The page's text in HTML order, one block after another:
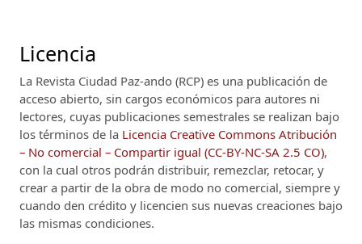
Licencia
La Revista Ciudad Paz-ando (RCP) es una publicación de
acceso abierto, sin cargos económicos para autores ni
lectores, cuyas publicaciones semestrales se realizan bajo
los términos de la Licencia Creative Commons Atribución
– No comercial – Compartir igual (CC-BY-NC-SA 2.5 CO),
con la cual otros podrán distribuir, remezclar, retocar, y
crear a partir de la obra de modo no comercial, siempre y
cuando den crédito y licencien sus nuevas creaciones bajo
las mismas condiciones.